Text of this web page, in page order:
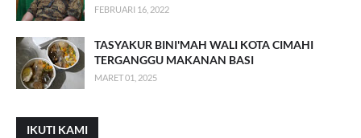
FEBRUARI 16, 2022
TASYAKUR BINI'MAH WALI KOTA CIMAHI
TERGANGGU MAKANAN BASI
MARET 01, 2025
IKUTI KAMI